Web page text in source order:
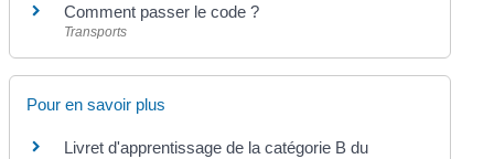
Comment passer le code ?
Transports
Pour en savoir plus
Livret d'apprentissage de la catégorie B du